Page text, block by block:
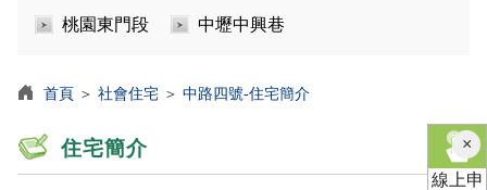
桃園東門段 中壢中興巷
首頁 ＞ 社會住宅 ＞ 中路四號-住宅簡介
住宅簡介 ×關
閉
線上申